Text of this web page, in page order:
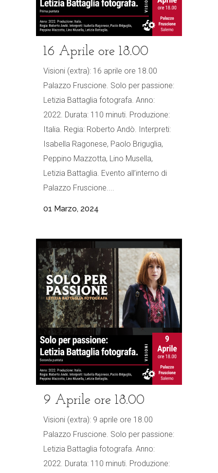
16 Aprile ore 18.00
Visioni (extra): 16 aprile ore 18.00
Palazzo Fruscione. Solo per passione:
Letizia Battaglia fotografa. Anno:
2022. Durata: 110 minuti. Produzione:
Italia. Regia: Roberto Andò. Interpreti:
Isabella Ragonese, Paolo Briguglia,
Peppino Mazzotta, Lino Musella,
Letizia Battaglia. Evento all’interno di
Palazzo Fruscione....
01 Marzo, 2024
9 Aprile ore 18.00
Visioni (extra): 9 aprile ore 18.00
Palazzo Fruscione. Solo per passione:
Letizia Battaglia fotografa. Anno:
2022. Durata: 110 minuti. Produzione: